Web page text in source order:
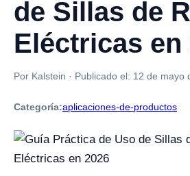
de Sillas de
Eléctricas en
Por Kalstein · Publicado el: 12 de mayo
Categoría:aplicaciones-de-productos